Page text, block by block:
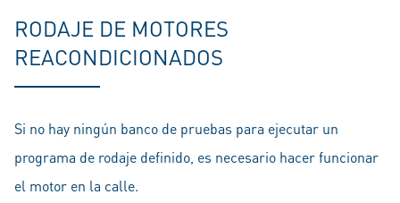
RODAJE DE MOTORES
REACONDICIONADOS
Si no hay ningún banco de pruebas para ejecutar un
programa de rodaje definido, es necesario hacer funcionar
el motor en la calle.